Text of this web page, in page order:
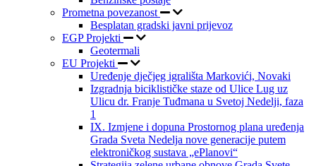
Prometna povezanost
Besplatan gradski javni prijevoz
EGP Projekti
Geotermali
EU Projekti
Uređenje dječjeg igrališta Markovići, Novaki
Izgradnja biciklističke staze od Ulice Lug uz
Ulicu dr. Franje Tuđmana u Svetoj Nedelji, faza
1
IX. Izmjene i dopuna Prostornog plana uređenja
Grada Sveta Nedelja nove generacije putem
elektroničkog sustava „ePlanovi“